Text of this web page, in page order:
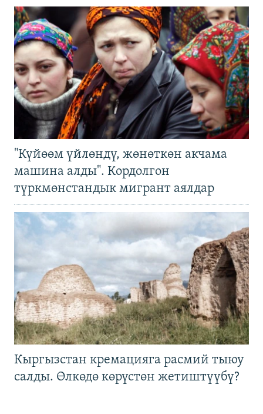
"Күйөөм үйлөндү, жөнөткөн акчама
машина алды". Кордолгон
түркмөнстандык мигрант аялдар
Кыргызстан кремацияга расмий тыюу
салды. Өлкөдө көрүстөн жетиштүүбү?